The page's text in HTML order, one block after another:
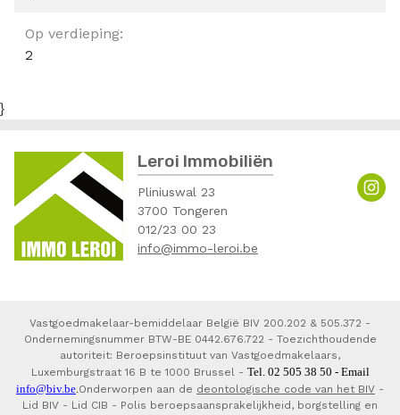
Op verdieping:
2
}
Leroi Immobiliën
Pliniuswal 23
3700 Tongeren
012/23 00 23
info@immo-leroi.be
Vastgoedmakelaar-bemiddelaar België BIV 200.202 & 505.372 -
Ondernemingsnummer BTW-BE 0442.676.722 - Toezichthoudende
autoriteit: Beroepsinstituut van Vastgoedmakelaars,
Luxemburgstraat 16 B te 1000 Brussel - Tel. 02 505 38 50 - Email
info@biv.be.Onderworpen aan de deontologische code van het BIV -
Lid BIV - Lid CIB - Polis beroepsaansprakelijkheid, borgstelling en